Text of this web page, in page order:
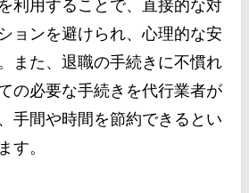
利用することで、直接的な対
ョンを避けられ、心理的な安
また、退職の手続きに不慣れ
の必要な手続きを代行業者が
手間や時間を節約できるとい
す。